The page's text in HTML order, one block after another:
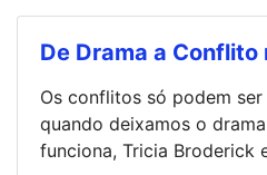
De Drama a Conflito
Os conflitos só podem
quando deixamos o
funciona, Tricia Broderick